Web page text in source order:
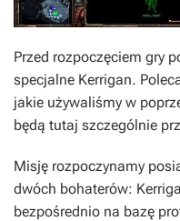
Przed rozpoczęciem gry
specjalne Kerrigan.
jakie używaliśmy w
będą tutaj szczególnie
Misję rozpoczynamy
dwóch bohaterów:
bezpośrednio na bazę